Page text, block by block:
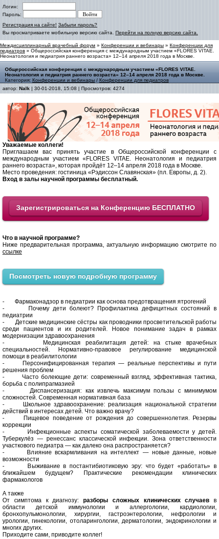
Логин:
Пароль:
Регистрация на сайте! Забыли пароль?
Вы просматриваете мобильную версию сайта. Перейти на полную версию сайта.
Междисциплинарный врачебный форум » Конференции и вебинары » Конференции для
педиатров » Общероссийская конференция с международным участием «FLORES VITAE.
Неонатология и педиатрия раннего возраста» 12–14 апреля 2018 года в Москве.
Общероссийская конференция с международным участием «FLORES VITAE.
Неонатология и педиатрия раннего возраста» 12–14 апреля 2018 года в Москве.
Категория: Конференции и вебинары / Конференции для педиатров
автор: Nalk | 30-01-2018, 15:08 | Просмотров: 4274
Уважаемые коллеги!
Приглашаем вас принять участие в Общероссийской конференции с
международным участием «FLORES VITAE. Неонатология и педиатрия
раннего возраста», которая пройдёт 12–14 апреля 2018 года в Москве.
Место проведения: гостиница «Рэдиссон Славянская» (пл. Европы, д. 2).
Вход в залы научной программы бесплатный.
Зарегистрироваться на Конференцию БЕСПЛАТНО
Что в научной программе?
Ниже предварительная программа, актуальную информацию смотрите по
ссылке
Посмотреть новую подробную программу
- Фармаконадзор в педиатрии как основа предотвращения ятрогений
- Почему дети болеют? Профилактика дефицитных состояний в
педиатрии
- Детские медицинские сёстры как проводники просветительской работы
среди пациентов и их родителей. Новое понимание задач в рамках
модернизации здравоохранения
- Медицинская реабилитация детей: на стыке врачебных
специальностей. Нормативно-правовое регулирование медицинской
помощи в реабилитологии
- Персонифицированная терапия — реальные перспективы и пути
решения проблем
- Часто болеющие дети: современный взгляд, эффективная тактика,
борьба с полипрагмазией
- Диспансеризация: как извлечь максимум пользы с минимумом
сложностей. Современная нормативная база
- Школьное здравоохранение: реализация национальной стратегии
действий в интересах детей. Что важно врачу?
- Пищевое поведение от рождения до совершеннолетия. Резервы
коррекции
- Инфекционные аспекты соматической заболеваемости у детей.
Туберкулёз — ренессанс классической инфекции. Зона ответственности
участкового педиатра — как далеко она распространяется?
- Влияние вскармливания на интеллект — новые данные, новые
возможности
- Выживание в постантибиотиковую эру: что будет «работать» в
ближайшем будущем? Практические рекомендации клинических
фармакологов
А также
От симптома к диагнозу: разборы сложных клинических случаев в
области детской иммунологии и аллергологии, кардиологии,
бронхопульмонологии, хирургии, гастроэнтерологии, нефрологии и
урологии, гинекологии, отоларингологии, дерматологии, эндокринологии и
многих других.
Приходите сами, приводите коллег!